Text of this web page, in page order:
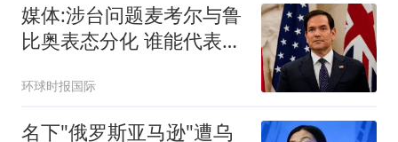
媒体:涉台问题麦考尔与鲁
比奥表态分化 谁能代表华
环球时报国际
名下"俄罗斯亚马逊"遭乌